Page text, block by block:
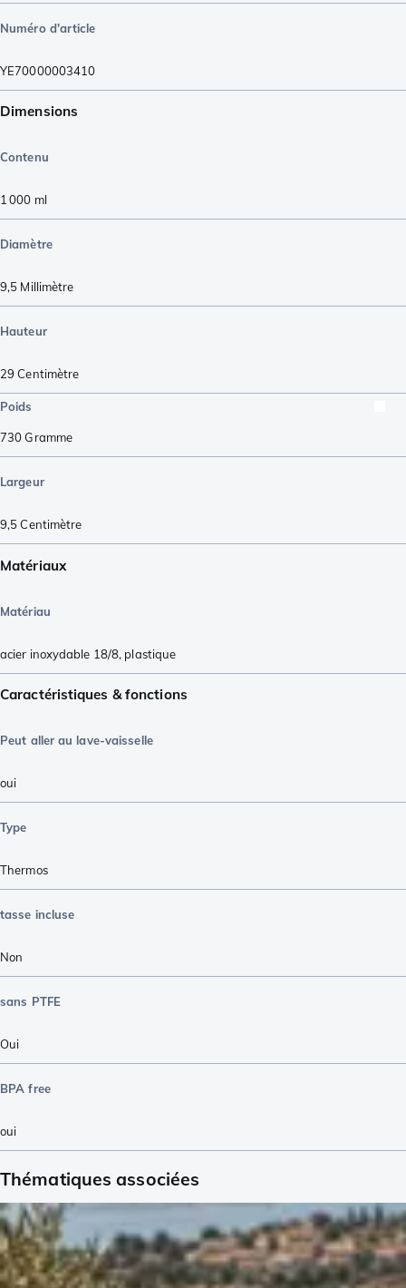
Numéro d'article
YE70000003410
Dimensions
Contenu
1 000 ml
Diamètre
9,5 Millimètre
Hauteur
29 Centimètre
Poids
730Gramme
Largeur
9,5Centimètre
Matériaux
Matériau
acier inoxydable 18/8, plastique
Caractéristiques & fonctions
Peut aller au lave-vaisselle
oui
Type
Thermos
tasse incluse
Non
sans PTFE
Oui
BPA free
oui
Thématiques associées